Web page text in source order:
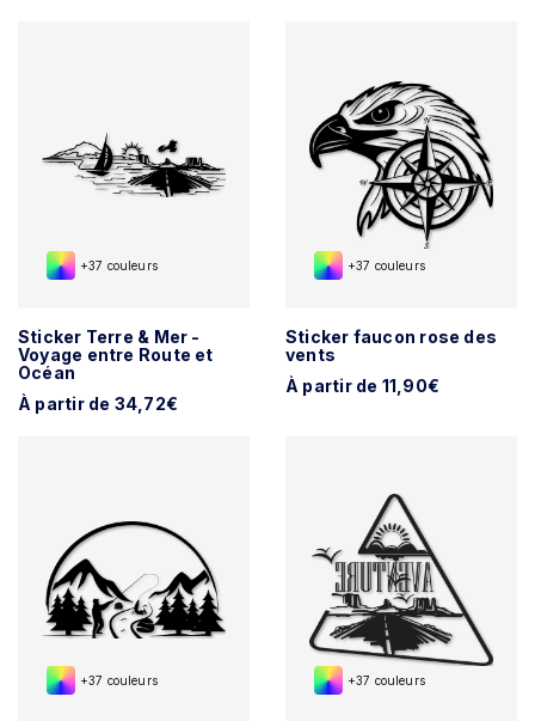
+37 couleurs
Sticker Terre & Mer -
Voyage entre Route et
Océan
À partir de 34,72€
+37 couleurs
Sticker faucon rose des
vents
À partir de 11,90€
+37 couleurs +37 couleurs